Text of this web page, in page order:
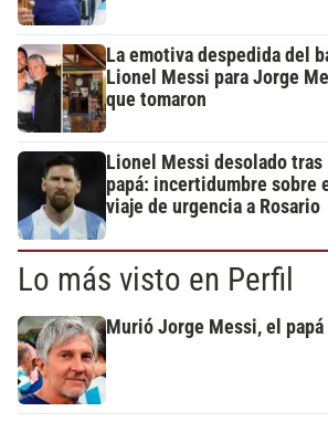
La emotiva despedida del
Lionel Messi para Jorge
que tomaron
Lionel Messi desolado tras
papá: incertidumbre sobre
viaje de urgencia a Rosario
Lo más visto en Perfil
Murió Jorge Messi, el